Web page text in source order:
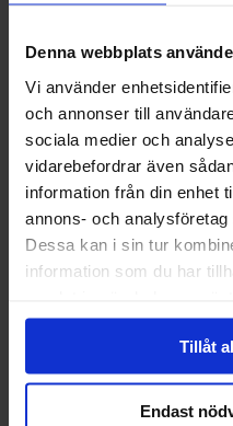
Denna webbplats
Vi använder
och annonser till
sociala medier och
vidarebefordrar även
information från din enhet
annons- och
Dessa kan i sin tur
information som du har
Tillåt
Endast
Kontakt Privat
LinkedIn
Företag
Företagsbanken
Finansiering
Tech site – developers
BaaS
Utbildningar